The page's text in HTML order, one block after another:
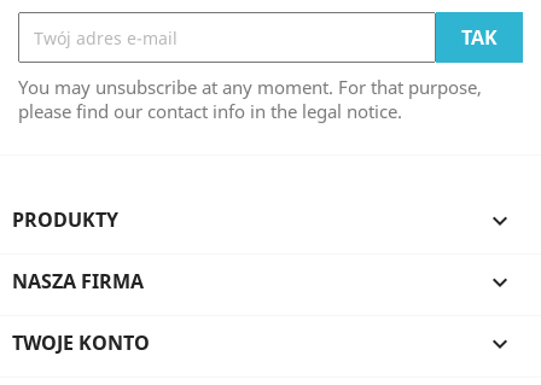
You may unsubscribe at any moment. For that purpose,
please find our contact info in the legal notice.
PRODUKTY 
NASZA FIRMA 
TWOJE KONTO 